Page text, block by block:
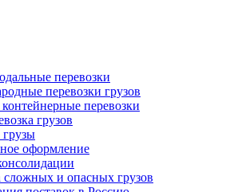
перевозки
перевозки грузов
перевозки
грузов
оформление
сложных и опасных грузов